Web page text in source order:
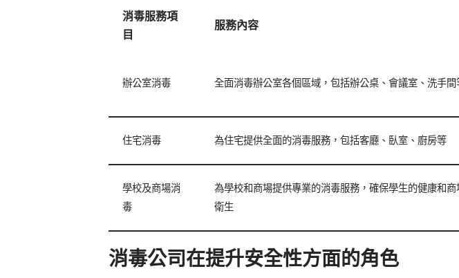
消毒服務項
目
服務內容
辦公室消毒 全面消毒辦公室各個區域，包括辦公桌、會議室、洗手間
住宅消毒 為住宅提供全面的消毒服務，包括客廳、臥室、廚房等
學校及商場消
毒
為學校和商場提供專業的消毒服務，確保學生的健康和商
衛生
消毒公司在提升安全性方面的角色